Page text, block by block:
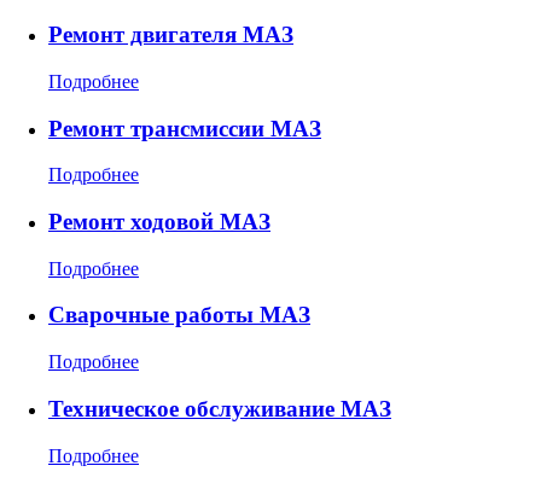
Ремонт двигателя МАЗ
Подробнее
Ремонт трансмиссии МАЗ
Подробнее
Ремонт ходовой МАЗ
Подробнее
Сварочные работы МАЗ
Подробнее
Техническое обслуживание МАЗ
Подробнее